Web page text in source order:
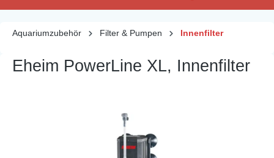
Aquariumzubehör Filter & Pumpen Innenfilter
Eheim PowerLine XL, Innenfilter
Bildergalerie überspringen